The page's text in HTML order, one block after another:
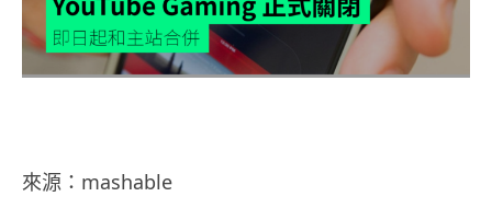
來源：mashable